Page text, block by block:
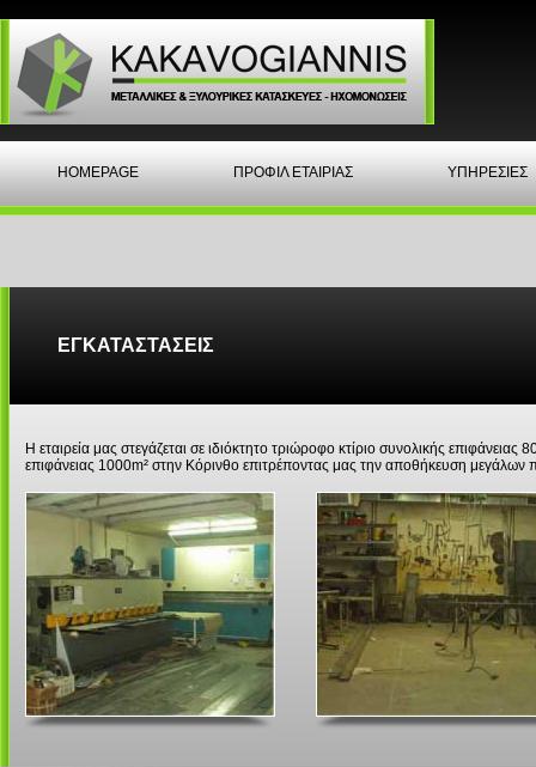
HOMEPAGE ΠΡΟΦΙΛ ΕΤΑΙΡΙΑΣ ΥΠΗΡΕΣΙΕΣ
ΕΓΚΑΤΑΣΤΑΣΕΙΣ
Η εταιρεία μας στεγάζεται σε ιδιόκτητο τριώροφο κτίριο συνολικής
επιφάνειας 1000m² στην Κόρινθο επιτρέποντας μας την αποθήκευση